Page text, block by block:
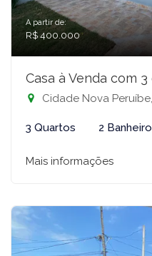
A partir de:
R$ 400.000
Casa à Venda com
Cidade Nova
3 Quartos 2
Mais informações